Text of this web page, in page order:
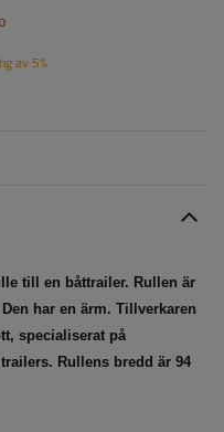
av 5%
till en båttrailer. Rullen är
har en ärm. Tillverkaren
specialiserat på
Rullens bredd är 94